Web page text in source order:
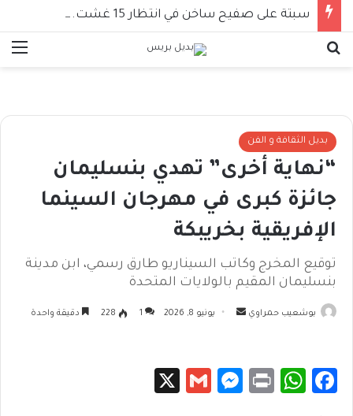
بديل الثقافة و الفن
“نهاية أخرى” تهدي بنسليمان
جائزة كبرى في مهرجان السينما
الإفريقية بخريبكة
توقيع المخرج وكاتب السيناريو طارق رسمي، ابن مدينة
بنسليمان المقيم بالولايات المتحدة
بوشعيب حمراوي
أرسل يونيو 8, 2026 1
228 دقيقة واحدة
Fa
W
Pr
M
G